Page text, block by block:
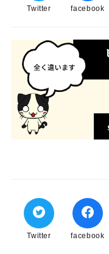
Twitter facebook
Twitter facebook